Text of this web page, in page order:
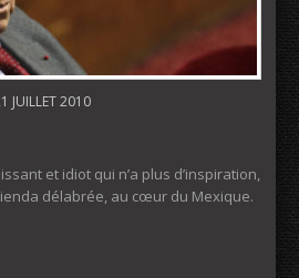
JUILLET 2010
et idiot qui n’a plus d’inspiration,
délabrée, au cœur du Mexique.